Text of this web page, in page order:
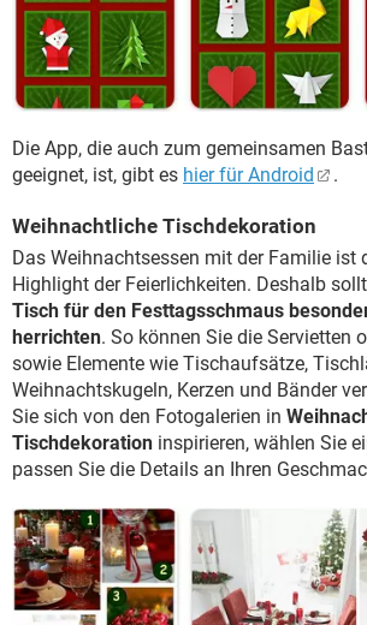
Die App, die auch zum gemeinsamen
geeignet, ist, gibt es hier für Android .
Weihnachtliche Tischdekoration
Das Weihnachtsessen mit der Familie ist
Highlight der Feierlichkeiten. Deshalb
Tisch für den Festtagsschmaus
herrichten. So können Sie die Servietten
sowie Elemente wie Tischaufsätze,
Weihnachtskugeln, Kerzen und Bänder
Sie sich von den Fotogalerien in
Tischdekoration inspirieren, wählen Sie
passen Sie die Details an Ihren